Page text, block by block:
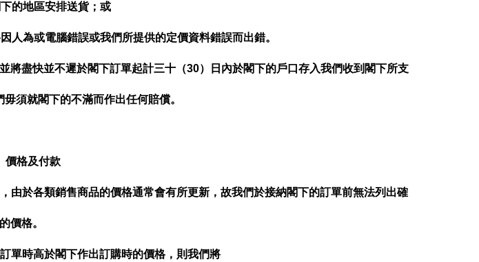
的地區安排送貨；或
為或電腦錯誤或我們所提供的定價資料錯誤而出錯。
盡快並不遲於閣下訂單起計三十（30）日內於閣下的戶口存入我們收到閣下所支
須就閣下的不滿而作出任何賠償。
及付款
於各類銷售商品的價格通常會有所更新，故我們於接納閣下的訂單前無法列出確
價格。
時高於閣下作出訂購時的價格，則我們將